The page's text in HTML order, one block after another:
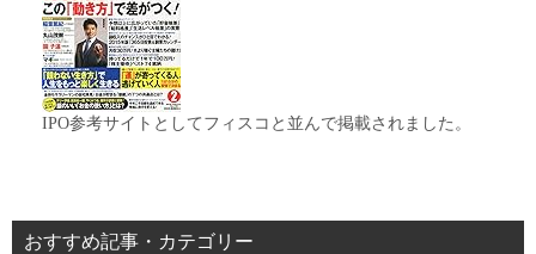
IPO参考サイトとしてフィスコと並んで掲載されました。
おすすめ記事・カテゴリー